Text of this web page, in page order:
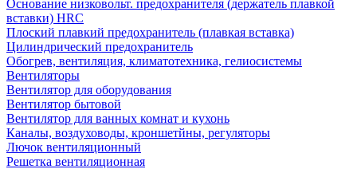
Основание низковольт. предохранителя (держатель плавкой
вставки) HRC
Плоский плавкий предохранитель (плавкая вставка)
Цилиндрический предохранитель
Обогрев, вентиляция, климатотехника, гелиосистемы
Вентиляторы
Вентилятор для оборудования
Вентилятор бытовой
Вентилятор для ванных комнат и кухонь
Каналы, воздуховоды, кроншетйны, регуляторы
Лючок вентиляционный
Решетка вентиляционная